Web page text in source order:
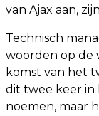
van Ajax aan,
Technisch
woorden op de
komst van het
dit twee keer in
noemen, maar